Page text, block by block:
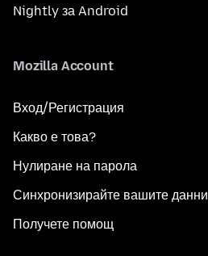
Nightly за Android
Mozilla Account
Вход/Регистрация
Какво е това?
Нулиране на парола
Синхронизирайте вашите данни
Получете помощ